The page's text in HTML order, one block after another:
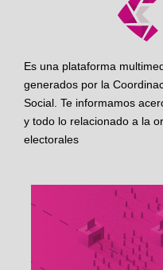
Es una plataforma
generados por la
Social. Te informamos
y todo lo relacionado a la
electorales